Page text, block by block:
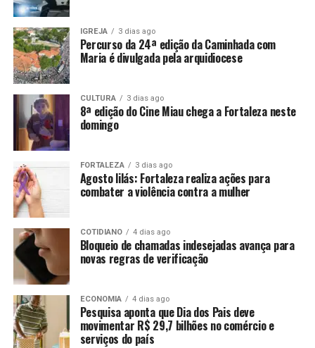
IGREJA 3 dias ago
Percurso da 24ª edição da Caminhada com
Maria é divulgada pela arquidiocese
CULTURA 3 dias ago
8ª edição do Cine Miau chega a Fortaleza neste
domingo
FORTALEZA 3 dias ago
Agosto lilás: Fortaleza realiza ações para
combater a violência contra a mulher
COTIDIANO 4 dias ago
Bloqueio de chamadas indesejadas avança para
novas regras de verificação
ECONOMIA 4 dias ago
Pesquisa aponta que Dia dos Pais deve
movimentar R$ 29,7 bilhões no comércio e
serviços do país